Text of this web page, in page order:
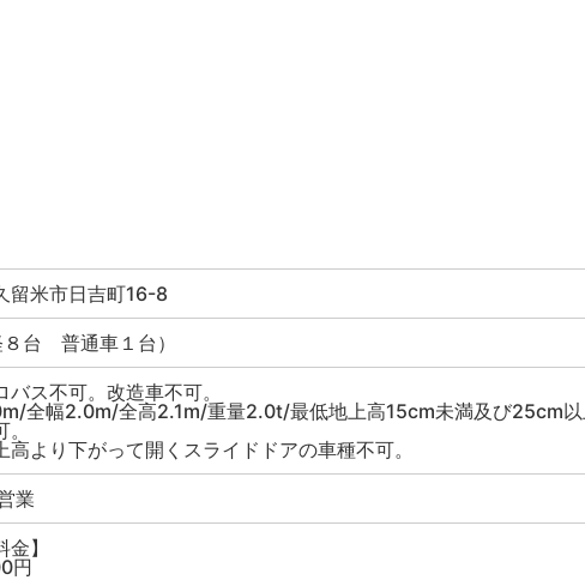
留米市日吉町16-8
台 普通車１台）
バス不可。改造車不可。
全幅2.0m/全高2.1m/重量2.0t/最低地上高15cm未満及び25cm
高より下がって開くスライドドアの車種不可。
業
金】
円